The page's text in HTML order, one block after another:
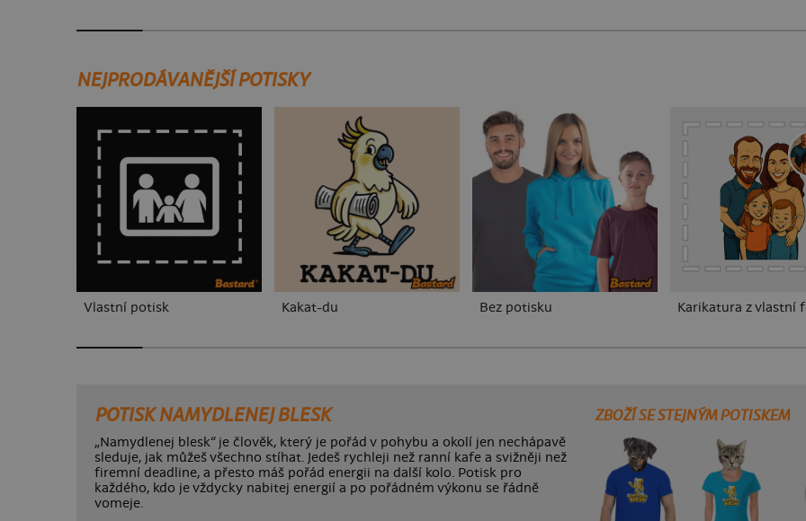
NEJPRODÁVANĚJŠÍ POTISKY
Vlastní potisk Kakat-du Bez potisku Karikatura z vlastní
POTISK NAMYDLENEJ BLESK
„Namydlenej blesk“ je člověk, který je pořád v pohybu a okolí jen nechápavě
sleduje, jak můžeš všechno stíhat. Jedeš rychleji než ranní kafe a svižněji než
firemní deadline, a přesto máš pořád energii na další kolo. Potisk pro
každého, kdo je vždycky nabitej energií a po pořádném výkonu se řádně
vomeje.
ZBOŽÍ SE STEJNÝM POTISKEM